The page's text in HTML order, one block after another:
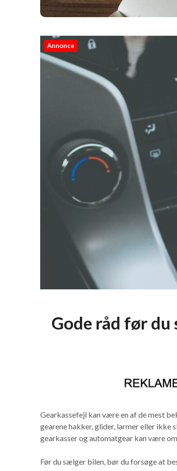
Annonce
Gode råd før
Gearkassefejl kan være en af de mest
gearene hakker, glider, larmer eller
gearkasser og automatgear kan være
Før du sælger bilen, bør du forsøge at